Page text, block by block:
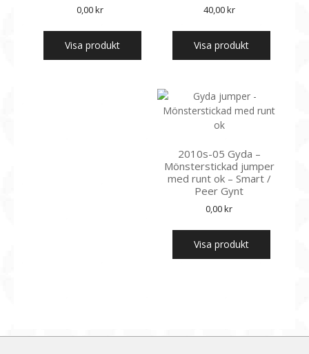
40,00kr
Visa produkt
0,00kr
Visa produkt
2010s-05 Gyda –
Mönsterstickad jumper
med runt ok – Smart /
Peer Gynt
0,00kr
Visa produkt